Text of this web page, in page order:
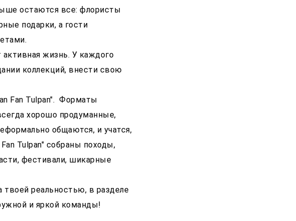
остаются все: флористы
подарки, а гости
жизнь. У каждого
коллекций, внести свою
Fan Tulpan". Форматы
хорошо продуманные,
общаются, и учатся,
Tulpan" собраны походы,
фестивали, шикарные
твоей реальностью, в разделе
и яркой команды!